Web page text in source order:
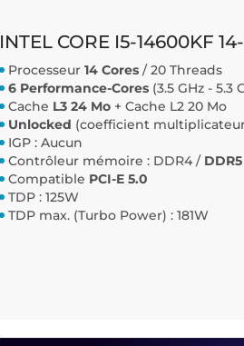
INTEL CORE I5-14600KF
Processeur 14 Cores / 20 Threads
6 Performance-Cores (3.5 GHz - 5.3
Cache L3 24 Mo + Cache L2 20 Mo
Unlocked (coefficient
IGP : Aucun
Contrôleur mémoire : DDR4 / DDR5
Compatible PCI-E 5.0
TDP : 125W
TDP max. (Turbo Power) : 181W